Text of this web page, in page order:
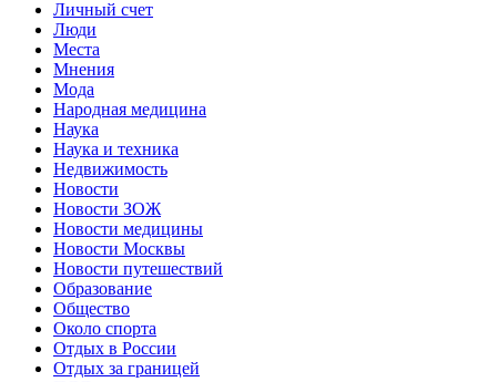
Личный счет
Люди
Места
Мнения
Мода
Народная медицина
Наука
Наука и техника
Недвижимость
Новости
Новости ЗОЖ
Новости медицины
Новости Москвы
Новости путешествий
Образование
Общество
Около спорта
Отдых в России
Отдых за границей